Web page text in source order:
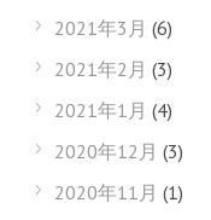
2021年3月 (6)
2021年2月 (3)
2021年1月 (4)
2020年12月 (3)
2020年11月 (1)